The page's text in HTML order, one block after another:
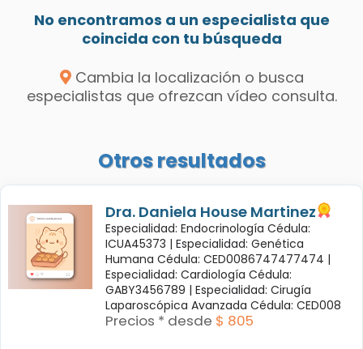
No encontramos a un especialista que
coincida con tu búsqueda
Cambia la localización o busca
especialistas que ofrezcan vídeo consulta.
Otros resultados
Dra. Daniela House Martinez
Especialidad: Endocrinología Cédula:
ICUA45373 | Especialidad: Genética
Humana Cédula: CED0086747477474 |
Especialidad: Cardiología Cédula:
GABY3456789 | Especialidad: Cirugía
Laparoscópica Avanzada Cédula: CED008
Precios * desde $ 805